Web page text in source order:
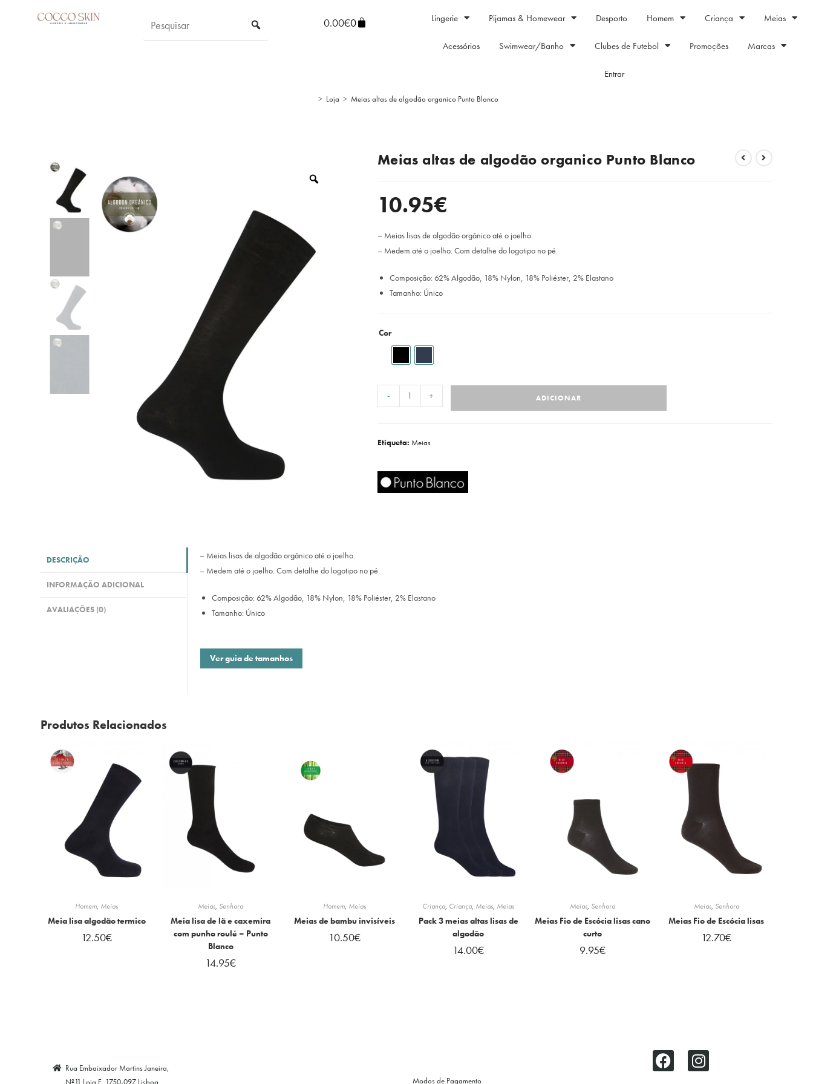
0.00€0 Lingerie Pijamas & Homewear Desporto Homem Criança Meias
Acessórios Swimwear/Banho Clubes de Futebol Promoções Marcas
Entrar
> Loja > Meias altas de algodão organico Punto Blanco
Meias altas de algodão organico Punto Blanco
10.95€
– Meias lisas de algodão orgânico até o joelho.
– Medem até o joelho. Com detalhe do logotipo no pé.
Composição: 62% Algodão, 18% Nylon, 18% Poliéster, 2% Elastano
Tamanho: Único
Cor
- + ADICIONAR
Etiqueta: Meias
DESCRIÇÃO
INFORMAÇÃO ADICIONAL
AVALIAÇÕES (0)
– Meias lisas de algodão orgânico até o joelho.
– Medem até o joelho. Com detalhe do logotipo no pé.
Composição: 62% Algodão, 18% Nylon, 18% Poliéster, 2% Elastano
Tamanho: Único
Ver guia de tamanhos
Produtos Relacionados
Homem, Meias
Meia lisa algodão termico
12.50€
Meias, Senhora
Meia lisa de lã e caxemira
com punho roulé – Punto
Blanco
14.95€
Homem, Meias
Meias de bambu invisíveis
10.50€
Criança, Criança, Meias, Meias
Pack 3 meias altas lisas de
algodão
14.00€
Meias, Senhora
Meias Fio de Escócia lisas cano
curto
9.95€
Meias, Senhora
Meias Fio de Escócia lisas
12.70€
Rua Embaixador Martins Janeira,
Nº11 Loja F, 1750-097 Lisboa
Modos de Pagamento